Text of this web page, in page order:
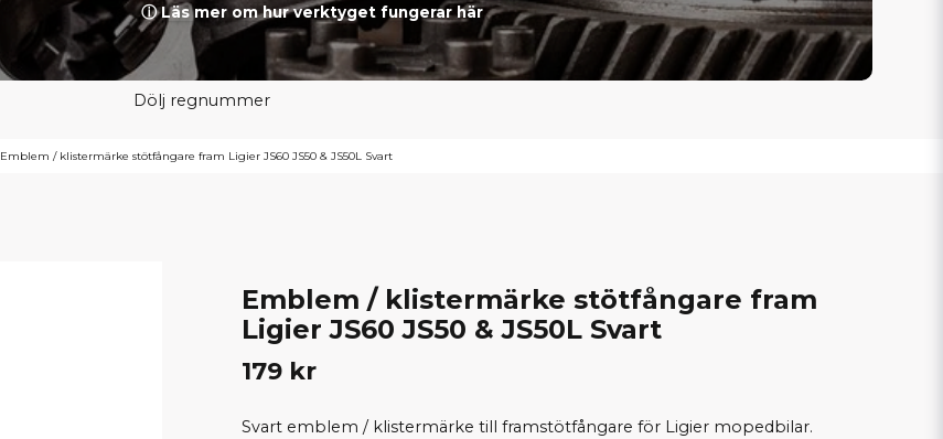
ⓘ Läs mer om hur verktyget fungerar här
Dölj regnummer
Emblem / klistermärke stötfångare fram Ligier JS60 JS50 & JS50L Svart
Emblem / klistermärke stötfångare fram
Ligier JS60 JS50 & JS50L Svart
179 kr
Svart emblem / klistermärke till framstötfångare för Ligier mopedbilar.